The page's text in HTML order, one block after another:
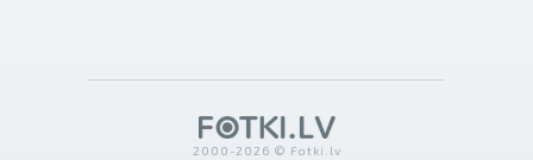
2000-2026 © Fotki.lv